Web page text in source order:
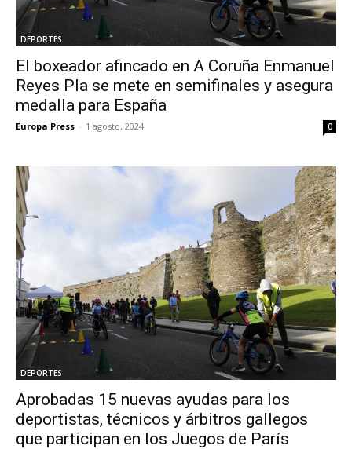
DEPORTES
El boxeador afincado en A Coruña Enmanuel
Reyes Pla se mete en semifinales y asegura
medalla para España
Europa Press - 1 agosto, 2024 0
DEPORTES
Aprobadas 15 nuevas ayudas para los
deportistas, técnicos y árbitros gallegos
que participan en los Juegos de París